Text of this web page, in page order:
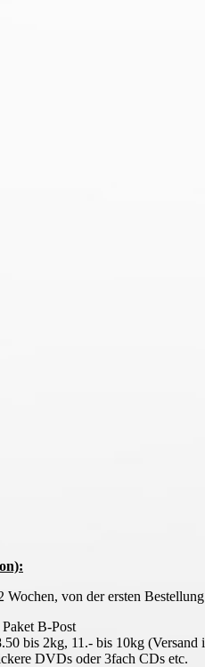
von der ersten
B-Post
bis 2kg, 11.- bis 10kg
DVDs oder 3fach CDs etc.